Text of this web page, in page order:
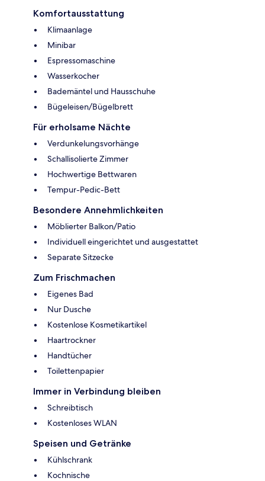
Komfortausstattung
Klimaanlage
Minibar
Espressomaschine
Wasserkocher
Bademäntel und Hausschuhe
Bügeleisen/Bügelbrett
Für erholsame Nächte
Verdunkelungsvorhänge
Schallisolierte Zimmer
Hochwertige Bettwaren
Tempur-Pedic-Bett
Besondere Annehmlichkeiten
Möblierter Balkon/Patio
Individuell eingerichtet und ausgestattet
Separate Sitzecke
Zum Frischmachen
Eigenes Bad
Nur Dusche
Kostenlose Kosmetikartikel
Haartrockner
Handtücher
Toilettenpapier
Immer in Verbindung bleiben
Schreibtisch
Kostenloses WLAN
Speisen und Getränke
Kühlschrank
Kochnische